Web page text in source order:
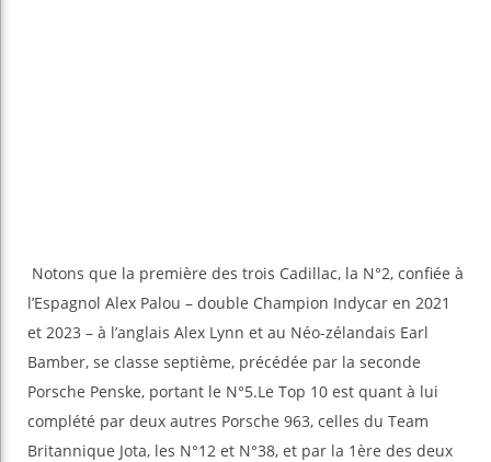
Notons que la première des trois Cadillac, la N°2, confiée à
l’Espagnol Alex Palou – double Champion Indycar en 2021
et 2023 – à l’anglais Alex Lynn et au Néo-zélandais Earl
Bamber, se classe septième, précédée par la seconde
Porsche Penske, portant le N°5.Le Top 10 est quant à lui
complété par deux autres Porsche 963, celles du Team
Britannique Jota, les N°12 et N°38, et par la 1ère des deux